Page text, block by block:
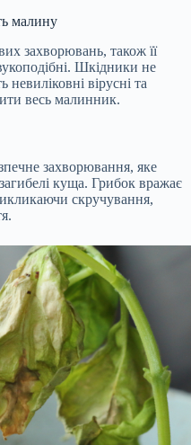
малину
захворювань, також її
Шкідники не
вірусні та
весь малинник.
захворювання, яке
куща. Грибок вражає
скручування,